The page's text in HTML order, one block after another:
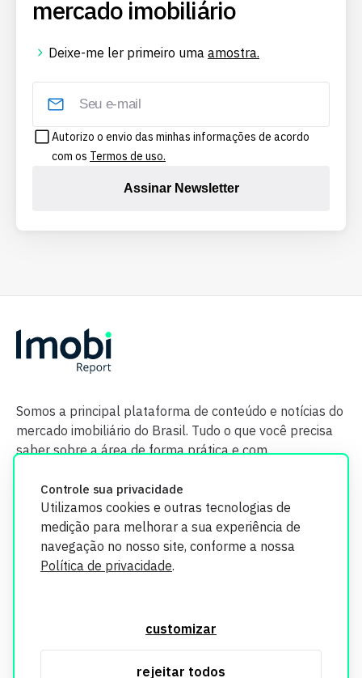
Controle sua privacidade
Utilizamos cookies e outras tecnologias de
medição para melhorar a sua experiência de
navegação no nosso site, conforme a nossa
Política de privacidade.
customizar
rejeitar todos
mercado imobiliário
Deixe-me ler primeiro uma amostra.
Autorizo o envio das minhas informações de acordo
com os Termos de uso.
Assinar Newsletter
Somos a principal plataforma de conteúdo e notícias do
mercado imobiliário do Brasil. Tudo o que você precisa
saber sobre a área de forma prática e com
segurança. Todos os dados coletados em nosso site são
utilizados exclusivamente para fins de aprimoramento de
informações, consulte nossa Política de Privacidade.